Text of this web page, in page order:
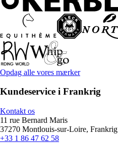
Opdag alle vores mærker
Kundeservice i Frankrig
Kontakt os
11 rue Bernard Maris
37270 Montlouis-sur-Loire, Frankrig
+33 1 86 47 62 58